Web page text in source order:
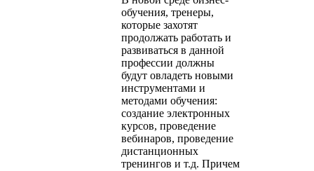
обучения, тренеры,
которые захотят
продолжать работать и
развиваться в данной
профессии должны
будут овладеть новыми
инструментами и
методами обучения:
создание электронных
курсов, проведение
вебинаров, проведение
дистанционных
тренингов и т.д. Причем